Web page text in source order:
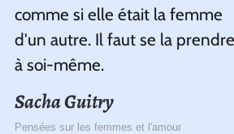
comme si elle était la femme
d'un autre. Il faut se la prendre
à soi-même.
Sacha Guitry
Pensées sur les femmes et l'amour